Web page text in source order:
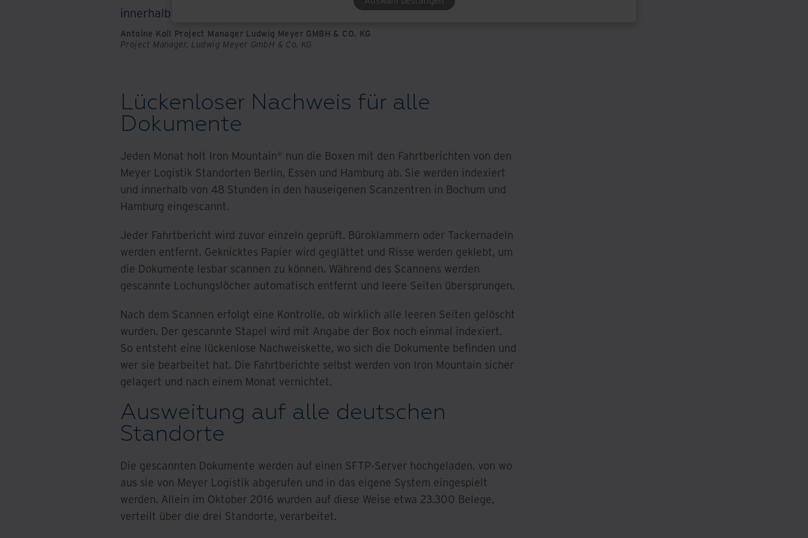
innerhalb des definierten Zeitraums verfügbar
Antoine Koll Project Manager Ludwig Meyer GMBH & CO. KG
Project Manager, Ludwig Meyer GmbH & Co. KG
Lückenloser Nachweis für alle
Dokumente
Jeden Monat holt Iron Mountain® nun die Boxen mit den Fahrtberichten von den
Meyer Logistik Standorten Berlin, Essen und Hamburg ab. Sie werden indexiert
und innerhalb von 48 Stunden in den hauseigenen Scanzentren in Bochum und
Hamburg eingescannt.
Jeder Fahrtbericht wird zuvor einzeln geprüft. Büroklammern oder Tackernadeln
werden entfernt. Geknicktes Papier wird geglättet und Risse werden geklebt, um
die Dokumente lesbar scannen zu können. Während des Scannens werden
gescannte Lochungslöcher automatisch entfernt und leere Seiten übersprungen.
Nach dem Scannen erfolgt eine Kontrolle, ob wirklich alle leeren Seiten gelöscht
wurden. Der gescannte Stapel wird mit Angabe der Box noch einmal indexiert.
So entsteht eine lückenlose Nachweiskette, wo sich die Dokumente befinden und
wer sie bearbeitet hat. Die Fahrtberichte selbst werden von Iron Mountain sicher
gelagert und nach einem Monat vernichtet.
Ausweitung auf alle deutschen
Standorte
Die gescannten Dokumente werden auf einen SFTP-Server hochgeladen, von wo
aus sie von Meyer Logistik abgerufen und in das eigene System eingespielt
werden. Allein im Oktober 2016 wurden auf diese Weise etwa 23.300 Belege,
verteilt über die drei Standorte, verarbeitet.